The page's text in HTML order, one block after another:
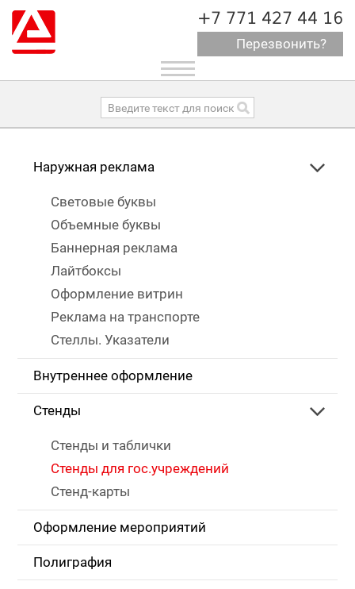
+7 771 427 44 16
Перезвонить?
Toggle
navigation
Наружная реклама
Световые буквы
Объемные буквы
Баннерная реклама
Лайтбоксы
Оформление витрин
Реклама на транспорте
Стеллы. Указатели
Внутреннее оформление
Стенды
Стенды и таблички
Стенды для гос.учреждений
Стенд-карты
Оформление мероприятий
Полиграфия